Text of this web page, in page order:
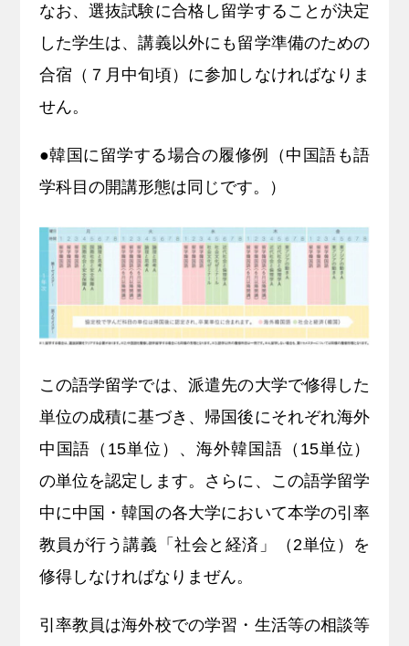
なお、選抜試験に合格し留学することが決定
した学生は、講義以外にも留学準備のための
合宿（７月中旬頃）に参加しなければなりま
せん。
●韓国に留学する場合の履修例（中国語も語
学科目の開講形態は同じです。）
この語学留学では、派遣先の大学で修得した
単位の成積に基づき、帰国後にそれぞれ海外
中国語（15単位）、海外韓国語（15単位）
の単位を認定します。さらに、この語学留学
中に中国・韓国の各大学において本学の引率
教員が行う講義「社会と経済」（2単位）を
修得しなければなりまぜん。
引率教員は海外校での学習・生活等の相談等